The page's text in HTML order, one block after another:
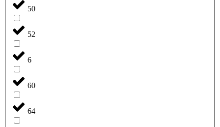
50
52
6
60
64